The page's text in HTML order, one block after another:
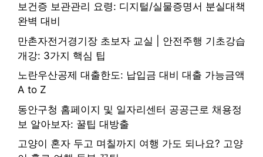
보건증 보관관리 요령: 디지털/실물증명서 분실대책
완벽 대비
만촌자전거경기장 초보자 교실 | 안전주행 기초강습
개강: 3가지 핵심 팁
노란우산공제 대출한도: 납입금 대비 대출 가능금액
A to Z
동안구청 홈페이지 및 일자리센터 공공근로 채용정
보 알아보자: 꿀팁 대방출
고양이 혼자 두고 며칠까지 여행 가도 되나요? 고양